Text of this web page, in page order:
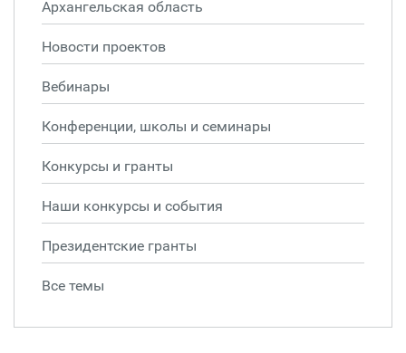
Архангельская область
Новости проектов
Вебинары
Конференции, школы и семинары
Конкурсы и гранты
Наши конкурсы и события
Президентские гранты
Все темы